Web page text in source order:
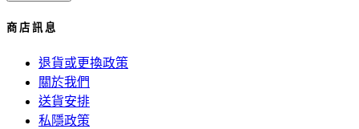
商 店 訊 息
退貨或更換政策
關於我們
送貨安排
私隱政策